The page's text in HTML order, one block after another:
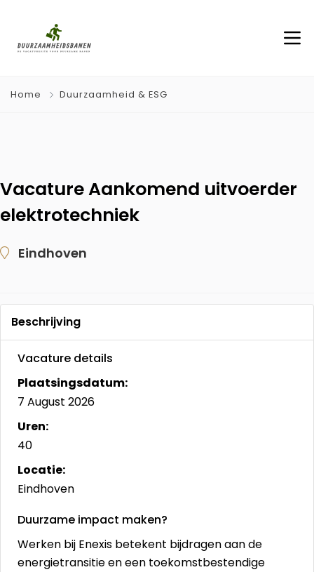
Home Duurzaamheid & ESG
Vacature Aankomend uitvoerder
elektrotechniek
Eindhoven
Beschrijving
Vacature details
Plaatsingsdatum:
7 August 2026
Uren:
40
Locatie:
Eindhoven
Duurzame impact maken?
Werken bij Enexis betekent bijdragen aan de
energietransitie en een toekomstbestendige